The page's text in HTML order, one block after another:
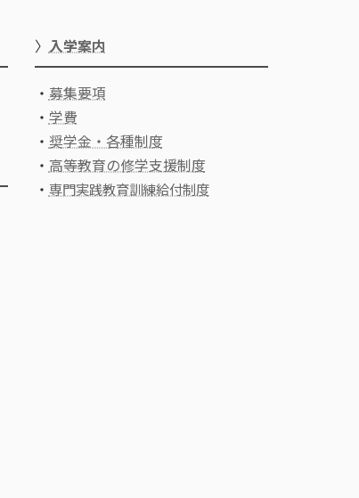
〉 入学案内
・ 募集要項
・ 学費
・ 奨学金・各種制度
・ 高等教育の修学支援制度
・ 専門実践教育訓練給付制度